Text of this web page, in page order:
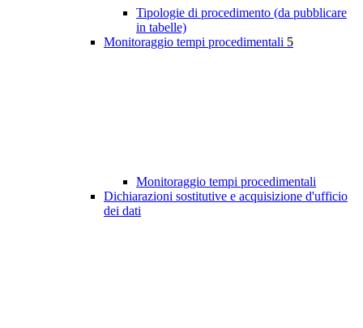
Tipologie di procedimento (da pubblicare
in tabelle)
Monitoraggio tempi procedimentali 5
Monitoraggio tempi procedimentali
Dichiarazioni sostitutive e acquisizione d'ufficio
dei dati